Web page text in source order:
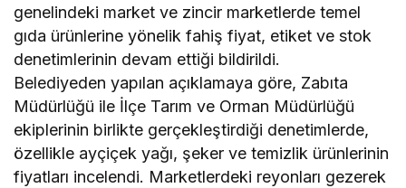
genelindeki market ve zincir marketlerde temel
gıda ürünlerine yönelik fahiş fiyat, etiket ve stok
denetimlerinin devam ettiği bildirildi.
Belediyeden yapılan açıklamaya göre, Zabıta
Müdürlüğü ile İlçe Tarım ve Orman Müdürlüğü
ekiplerinin birlikte gerçekleştirdiği denetimlerde,
özellikle ayçiçek yağı, şeker ve temizlik ürünlerinin
fiyatları incelendi. Marketlerdeki reyonları gezerek